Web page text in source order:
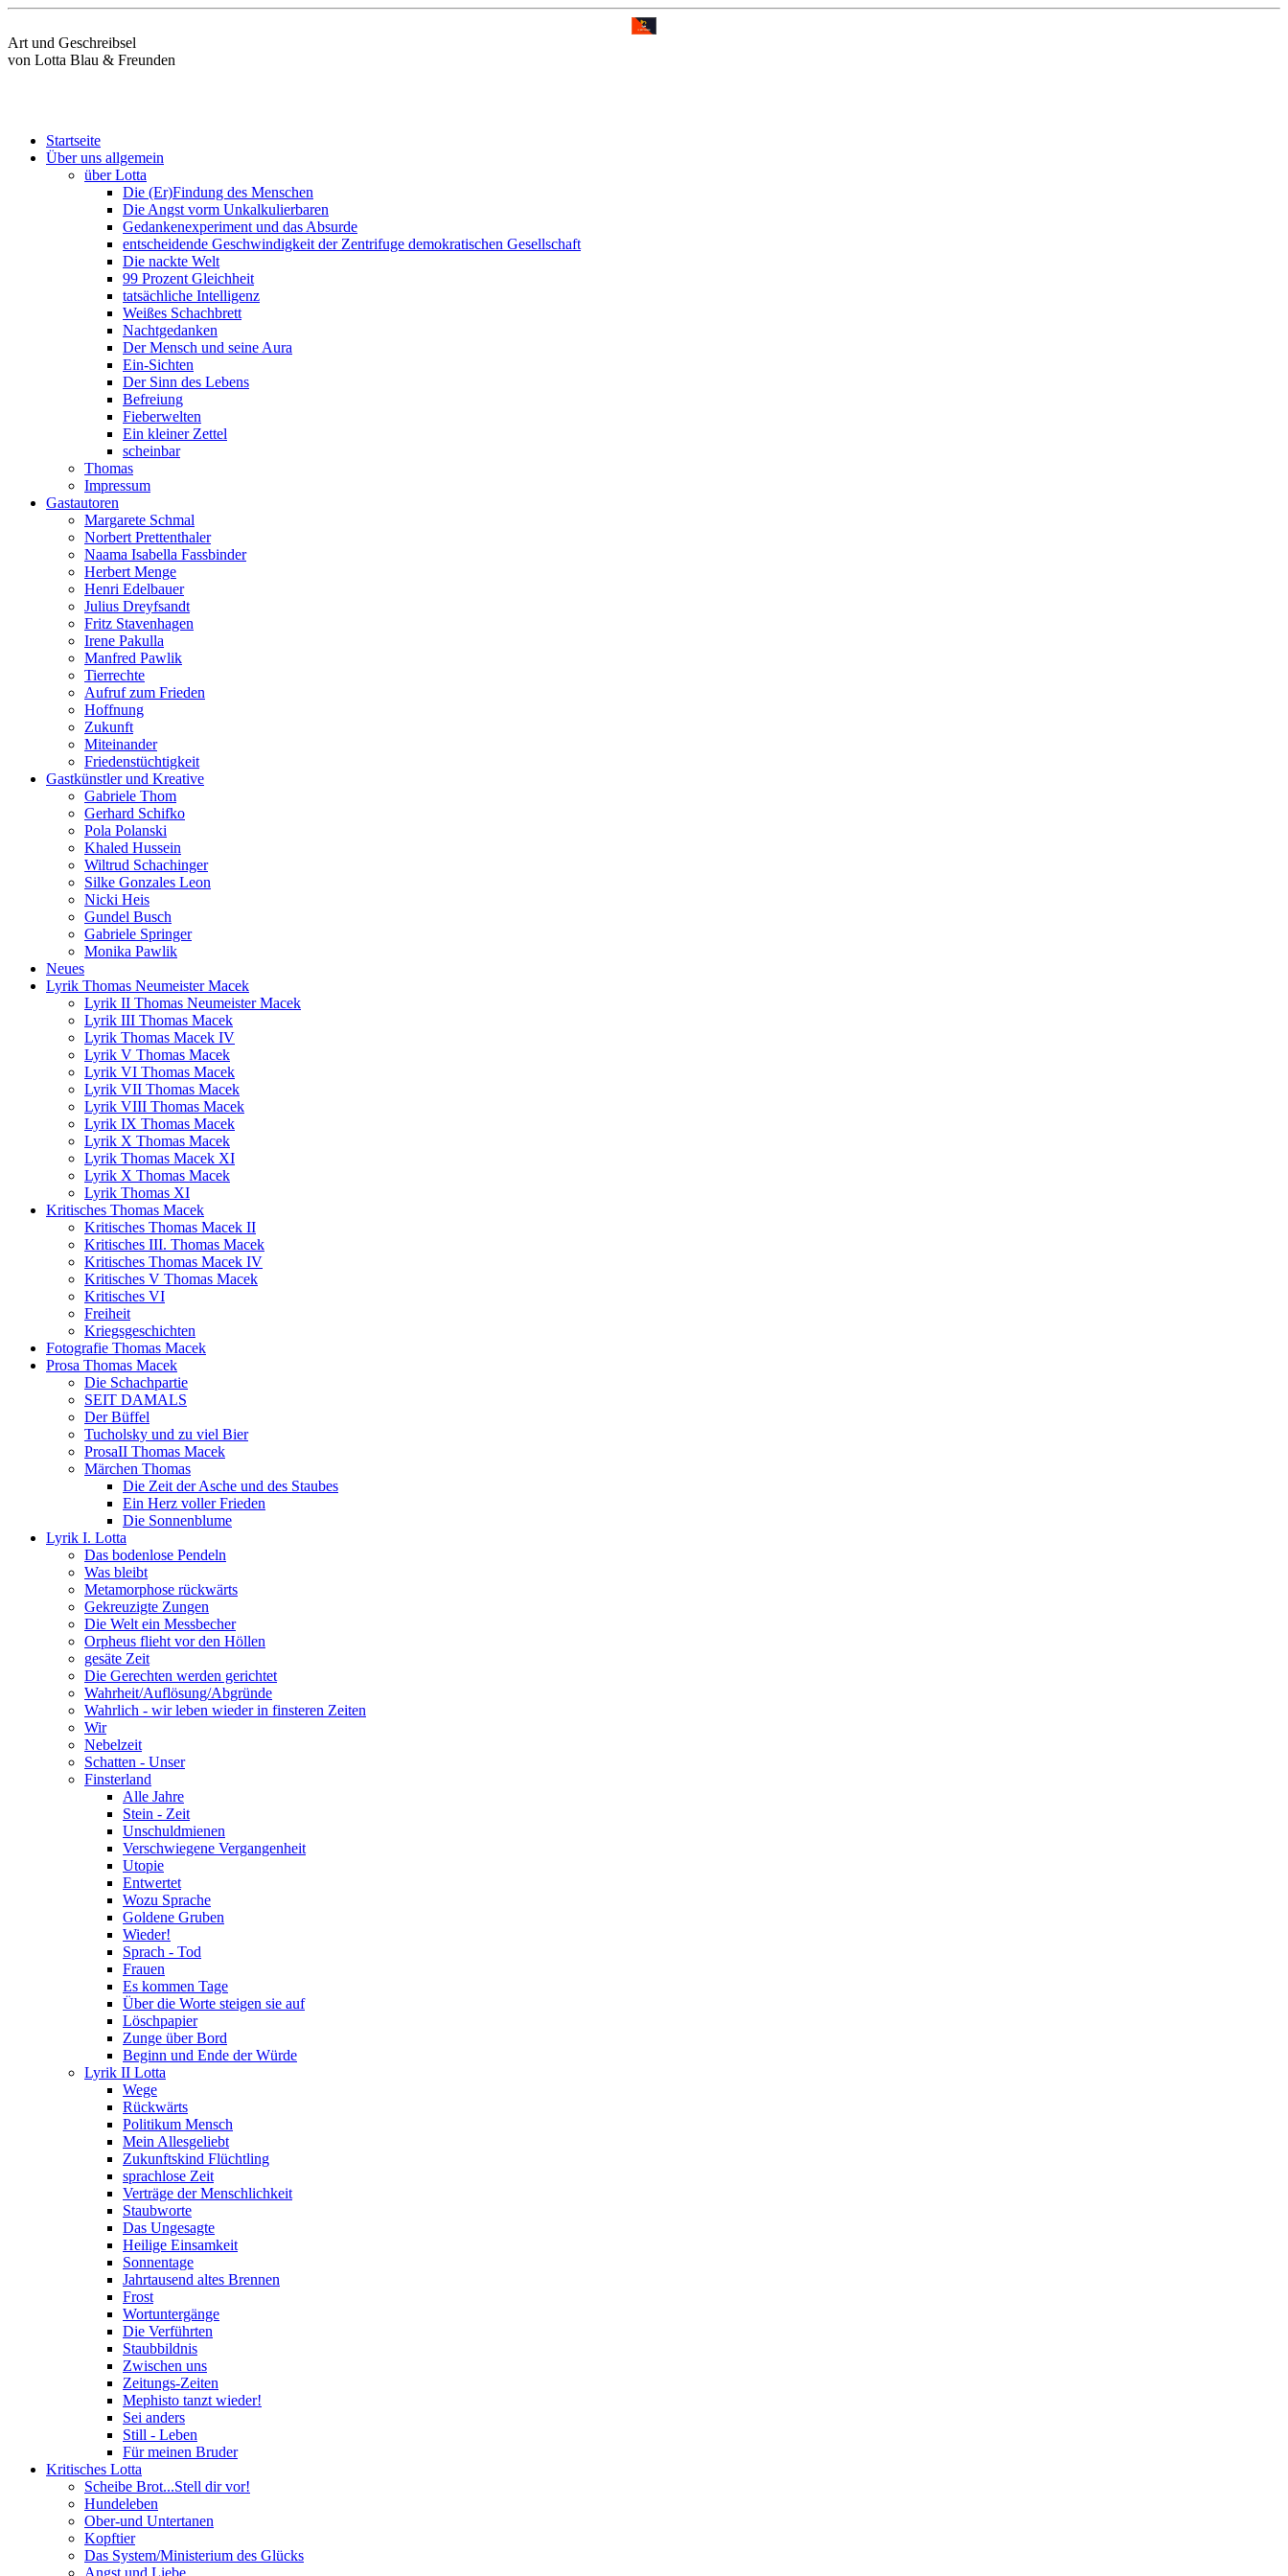
Art und Geschreibsel
von Lotta Blau & Freunden
Startseite
Über uns allgemein
über Lotta
Die (Er)Findung des Menschen
Die Angst vorm Unkalkulierbaren
Gedankenexperiment und das Absurde
entscheidende Geschwindigkeit der Zentrifuge demokratischen Gesellschaft
Die nackte Welt
99 Prozent Gleichheit
tatsächliche Intelligenz
Weißes Schachbrett
Nachtgedanken
Der Mensch und seine Aura
Ein-Sichten
Der Sinn des Lebens
Befreiung
Fieberwelten
Ein kleiner Zettel
scheinbar
Thomas
Impressum
Gastautoren
Margarete Schmal
Norbert Prettenthaler
Naama Isabella Fassbinder
Herbert Menge
Henri Edelbauer
Julius Dreyfsandt
Fritz Stavenhagen
Irene Pakulla
Manfred Pawlik
Tierrechte
Aufruf zum Frieden
Hoffnung
Zukunft
Miteinander
Friedenstüchtigkeit
Gastkünstler und Kreative
Gabriele Thom
Gerhard Schifko
Pola Polanski
Khaled Hussein
Wiltrud Schachinger
Silke Gonzales Leon
Nicki Heis
Gundel Busch
Gabriele Springer
Monika Pawlik
Neues
Lyrik Thomas Neumeister Macek
Lyrik II Thomas Neumeister Macek
Lyrik III Thomas Macek
Lyrik Thomas Macek IV
Lyrik V Thomas Macek
Lyrik VI Thomas Macek
Lyrik VII Thomas Macek
Lyrik VIII Thomas Macek
Lyrik IX Thomas Macek
Lyrik X Thomas Macek
Lyrik Thomas Macek XI
Lyrik X Thomas Macek
Lyrik Thomas XI
Kritisches Thomas Macek
Kritisches Thomas Macek II
Kritisches III. Thomas Macek
Kritisches Thomas Macek IV
Kritisches V Thomas Macek
Kritisches VI
Freiheit
Kriegsgeschichten
Fotografie Thomas Macek
Prosa Thomas Macek
Die Schachpartie
SEIT DAMALS
Der Büffel
Tucholsky und zu viel Bier
ProsaII Thomas Macek
Märchen Thomas
Die Zeit der Asche und des Staubes
Ein Herz voller Frieden
Die Sonnenblume
Lyrik I. Lotta
Das bodenlose Pendeln
Was bleibt
Metamorphose rückwärts
Gekreuzigte Zungen
Die Welt ein Messbecher
Orpheus flieht vor den Höllen
gesäte Zeit
Die Gerechten werden gerichtet
Wahrheit/Auflösung/Abgründe
Wahrlich - wir leben wieder in finsteren Zeiten
Wir
Nebelzeit
Schatten - Unser
Finsterland
Alle Jahre
Stein - Zeit
Unschuldmienen
Verschwiegene Vergangenheit
Utopie
Entwertet
Wozu Sprache
Goldene Gruben
Wieder!
Sprach - Tod
Frauen
Es kommen Tage
Über die Worte steigen sie auf
Löschpapier
Zunge über Bord
Beginn und Ende der Würde
Lyrik II Lotta
Wege
Rückwärts
Politikum Mensch
Mein Allesgeliebt
Zukunftskind Flüchtling
sprachlose Zeit
Verträge der Menschlichkeit
Staubworte
Das Ungesagte
Heilige Einsamkeit
Sonnentage
Jahrtausend altes Brennen
Frost
Wortuntergänge
Die Verführten
Staubbildnis
Zwischen uns
Zeitungs-Zeiten
Mephisto tanzt wieder!
Sei anders
Still - Leben
Für meinen Bruder
Kritisches Lotta
Scheibe Brot...Stell dir vor!
Hundeleben
Ober-und Untertanen
Kopftier
Das System/Ministerium des Glücks
Angst und Liebe